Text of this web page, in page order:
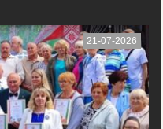
21-07-2026